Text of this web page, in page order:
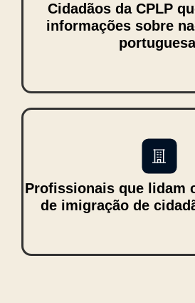
Cidadãos da CPLP
informações sobre
Profissionais que lidam
de imigração de